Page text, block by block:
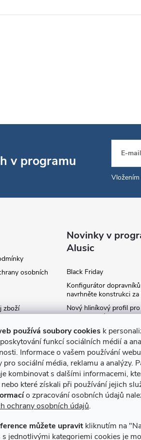
používá soubory cookies k
funkcí sociálních médií a
Informace o vašem používání
pro sociální média, reklamu a analýzy.
kombinovat s dalšími informacemi,
které získali při používání jejich
o zpracování osobních údajů
ochrany osobních údajů.
můžete upravit kliknutím na
s jednotlivými kategoriemi cookies je
v programu E-mail
osobních
zboží
Novinky v
Alusic
Black Friday
Konfigurátor
navrhněte konstrukci
Nový hliníkový profil pro
fotovoltaické panely -
Moje označení
Rozšíření produktové
stojanů SP
Archiv
online platby